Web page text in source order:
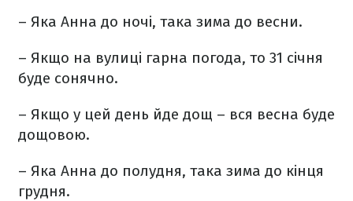
– Яка Анна до ночі, така зима до весни.
– Якщо на вулиці гарна погода, то 31 січня
буде сонячно.
– Якщо у цей день йде дощ – вся весна буде
дощовою.
– Яка Анна до полудня, така зима до кінця
грудня.